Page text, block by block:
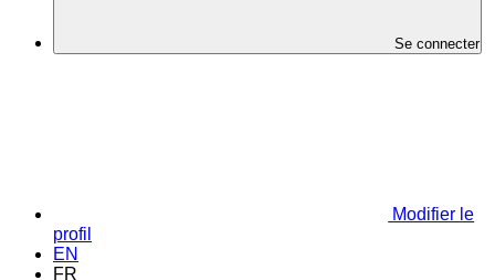
Se connecter
Modifier le
profil
EN
FR